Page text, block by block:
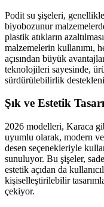
Podit su şişeleri,
biyobozunur
plastik atıkların
malzemelerin kullanımı,
açısından büyük
teknolojileri sayesinde,
sürdürülebilirlik
Şık ve Estetik
2026 modelleri, Karaca
uyumlu olarak, modern
desen seçenekleriyle
sunuluyor. Bu şişeler,
estetik açıdan da
kişiselleştirilebilir
çekiyor.